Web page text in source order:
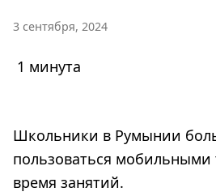
3 сентября, 2024
1 минута
Школьники в Румынии
пользоваться
время занятий.